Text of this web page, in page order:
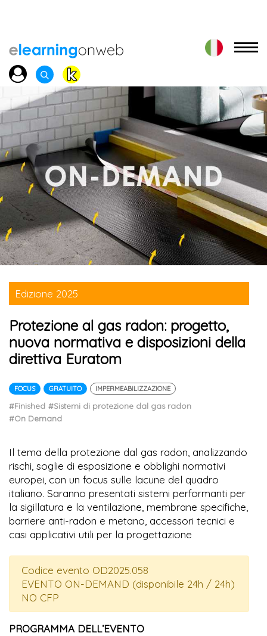
Edizione 2025
Protezione al gas radon: progetto,
nuova normativa e disposizioni della
direttiva Euratom
FOCUS GRATUITO IMPERMEABILIZZAZIONE
#Finished #Sistemi di protezione dal gas radon
#On Demand
Il tema della protezione dal gas radon, analizzando
rischi, soglie di esposizione e obblighi normativi
europei, con un focus sulle lacune del quadro
italiano. Saranno presentati sistemi performanti per
la sigillatura e la ventilazione, membrane specifiche,
barriere anti-radon e metano, accessori tecnici e
casi applicativi utili per la progettazione
Codice evento OD2025.058
EVENTO ON-DEMAND (disponibile 24h / 24h)
NO CFP
PROGRAMMA DELL’EVENTO